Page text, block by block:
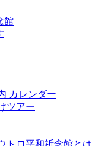
カレンダー
ツアー
トロ平和祈念館とは